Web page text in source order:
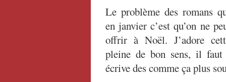
Le problème des romans
en janvier c’est qu’on ne
offrir à Noël. J’adore
pleine de bon sens, il faut
écrive des comme ça plus